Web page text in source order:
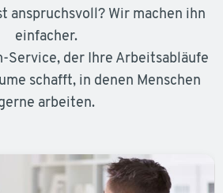
anspruchsvoll? Wir machen ihn
einfacher.
Service, der Ihre Arbeitsabläufe
schafft, in denen Menschen
arbeiten.